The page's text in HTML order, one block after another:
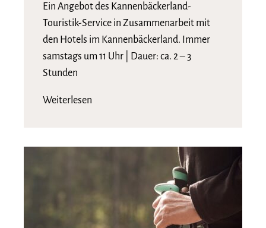
Ein Angebot des Kannenbäckerland-
Touristik-Service in Zusammenarbeit mit
den Hotels im Kannenbäckerland. Immer
samstags um 11 Uhr | Dauer: ca. 2 – 3
Stunden
Weiterlesen